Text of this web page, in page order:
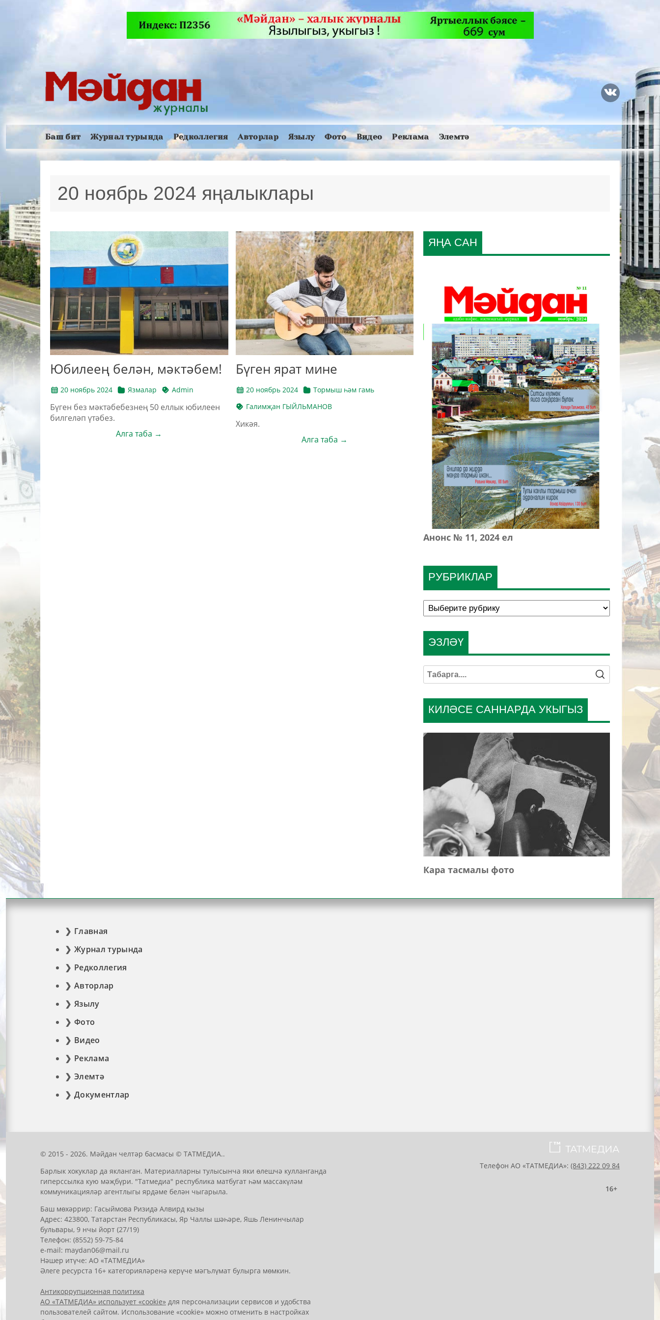
Баш бит Журнал турында Редколлегия Авторлар Язылу Фото Видео Реклама Элемтә
20 ноябрь 2024 яңалыклары
Юбилеең белән, мәктәбем!
20 ноябрь 2024 Язмалар Admin
Бүген без мәктәбебезнең 50 еллык юбилеен
билгеләп үтәбез.
Алга таба →
Бүген ярат мине
20 ноябрь 2024
Тормыш һәм гамь
Галимҗан ГЫЙЛЬМАНОВ
Хикәя.
Алга таба →
РУБРИКЛАР
ЯҢА САН
Анонс № 11, 2024 ел
КИЛӘСЕ САННАРДА УКЫГЫЗ
Кара тасмалы фото
ЭЗЛӘҮ
Главная
Журнал турында
Редколлегия
Авторлар
Язылу
Фото
Видео
Реклама
Элемтә
Документлар
© 2015 - 2026. Мәйдан челтәр басмасы © ТАТМЕДИА..
Барлык хокуклар да якланган. Материалларны тулысынча яки өлешчә кулланганда
гиперссылка кую мәҗбүри. "Татмедиа" республика матбугат һәм массакүләм
коммуникацияләр агентлыгы ярдәме белән чыгарыла.
Баш мөхәррир: Гасыймова Ризидә Алвирд кызы
Адрес: 423800, Татарстан Республикасы, Яр Чаллы шәһәре, Яшь Ленинчылар
бульвары, 9 нчы йорт (27/19)
Телефон: (8552) 59-75-84
е-mail: mауdаn06@mail.гu
Нәшер итүче: АО «ТАТМЕДИА»
Әлеге ресурста 16+ категорияләренә керүче мәгълүмат булырга мөмкин.
Антикоррупционная политика
АО «ТАТМЕДИА» использует «cookie» для персонализации сервисов и удобства
пользователей сайтом. Использование «cookie» можно отменить в настройках
Телефон АО «ТАТМЕДИА»: (843) 222 09 84
16+